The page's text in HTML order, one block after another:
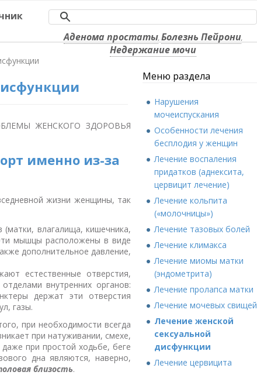
Аденома простаты, Болезнь Пейрони,
Недержание мочи
ЖЕНСКОГО ЗДОРОВЬЯ
именно из-за
жизни женщины, так
влагалища, кишечника,
мышцы расположены в виде
дополнительное давление,
естественные отверстия,
внутренних органов:
держат эти отверстия
газы.
при необходимости всегда
при натуживании, смехе,
при простой ходьбе, беге
дна являются, наверно,
близость.
Меню раздела
Нарушения
мочеиспускания
Особенности лечения
бесплодия у женщин
Лечение воспаления
придатков (аднексита,
цервицит лечение)
Лечение кольпита
(«молочницы»)
Лечение тазовых болей
Лечение климакса
Лечение миомы матки
(эндометрита)
Лечение пролапса матки
Лечение мочевых свищей
Лечение женской
сексуальной
дисфункции
Лечение цервицита